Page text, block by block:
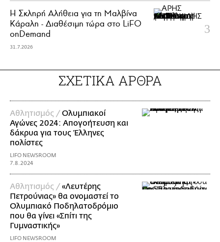
Η Σκληρή Αλήθεια για τη Μαλβίνα
Κάραλη - Διαθέσιμη τώρα στo LiFO
onDemand
31.7.2026
ΣΧΕΤΙΚΑ ΑΡΘΡΑ
Αθλητισμός /Ολυμπιακοί
Αγώνες 2024: Απογοήτευση και
δάκρυα για τους Έλληνες
πολίστες
LIFO NEWSROOM
7.8.2024
Αθλητισμός /«Λευτέρης
Πετρούνιας» θα ονομαστεί το
Ολυμπιακό Ποδηλατοδρόμιο
που θα γίνει «Σπίτι της
Γυμναστικής»
LIFO NEWSROOM